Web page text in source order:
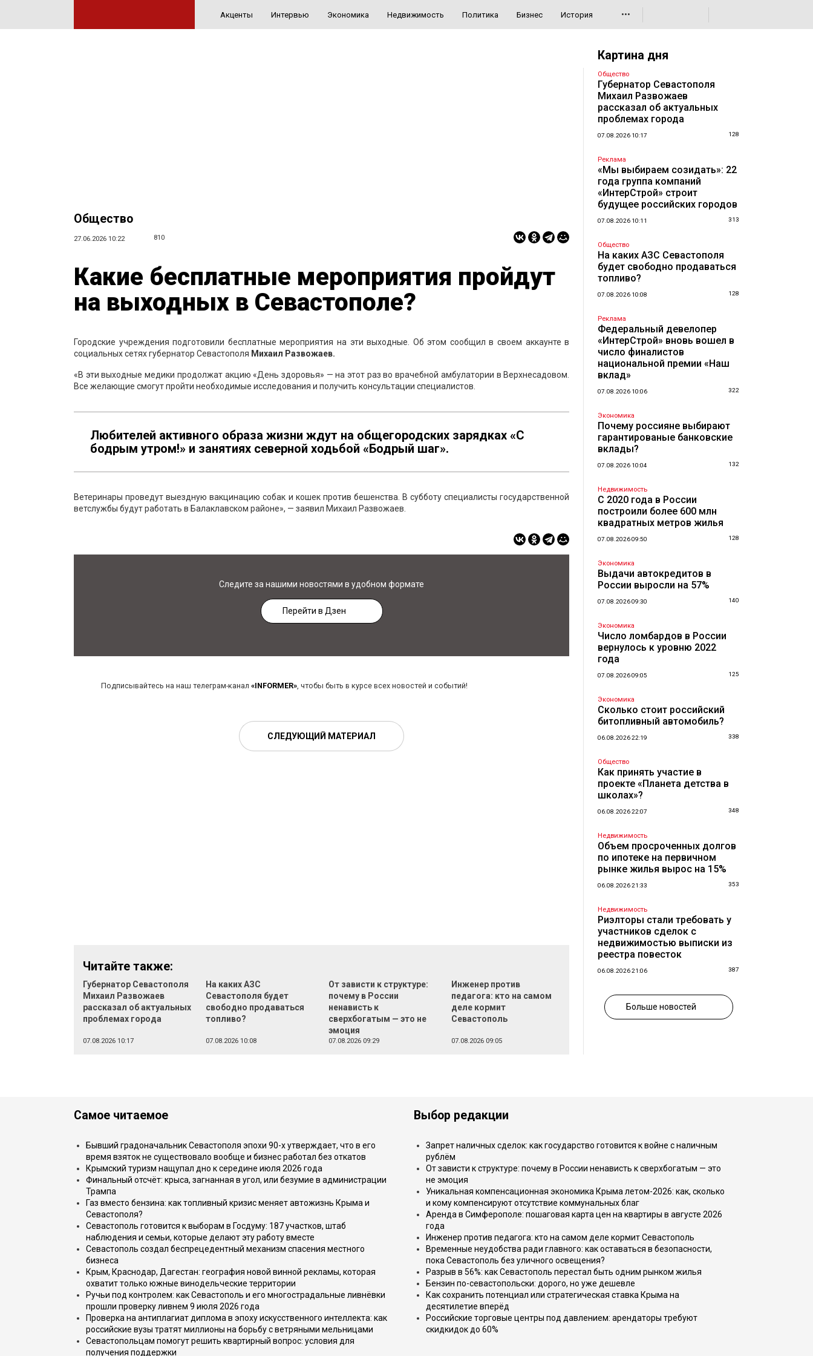
Акценты Интервью Экономика Недвижимость Политика Бизнес История •••
Общество
27.06.2026 10:22 810
Какие бесплатные мероприятия пройдут
на выходных в Севастополе?
Городские учреждения подготовили бесплатные мероприятия на эти выходные. Об этом сообщил в своем аккаунте в
социальных сетях губернатор Севастополя Михаил Развожаев.
«В эти выходные медики продолжат акцию «День здоровья» — на этот раз во врачебной амбулатории в Верхнесадовом.
Все желающие смогут пройти необходимые исследования и получить консультации специалистов.
Любителей активного образа жизни ждут на общегородских зарядках «С
бодрым утром!» и занятиях северной ходьбой «Бодрый шаг».
Ветеринары проведут выездную вакцинацию собак и кошек против бешенства. В субботу специалисты государственной
ветслужбы будут работать в Балаклавском районе», — заявил Михаил Развожаев.
Следите за нашими новостями в удобном формате
Перейти в Дзен
Подписывайтесь на наш телеграм-канал «INFORMER», чтобы быть в курсе всех новостей и событий!
СЛЕДУЮЩИЙ МАТЕРИАЛ
Читайте также:
Губернатор Севастополя
Михаил Развожаев
рассказал об актуальных
проблемах города
07.08.2026 10:17
На каких АЗС
Севастополя будет
свободно продаваться
топливо?
07.08.2026 10:08
От зависти к структуре:
почему в России
ненависть к
сверхбогатым — это не
эмоция
07.08.2026 09:29
Инженер против
педагога: кто на самом
деле кормит
Севастополь
07.08.2026 09:05
Картина дня
Общество
Губернатор Севастополя
Михаил Развожаев
рассказал об актуальных
проблемах города
07.08.2026 10:17 128
Реклама
«Мы выбираем созидать»: 22
года группа компаний
«ИнтерСтрой» строит
будущее российских городов
07.08.2026 10:11 313
Общество
На каких АЗС Севастополя
будет свободно продаваться
топливо?
07.08.2026 10:08 128
Реклама
Федеральный девелопер
«ИнтерСтрой» вновь вошел в
число финалистов
национальной премии «Наш
вклад»
07.08.2026 10:06 322
Экономика
Почему россияне выбирают
гарантированые банковские
вклады?
07.08.2026 10:04 132
Недвижимость
С 2020 года в России
построили более 600 млн
квадратных метров жилья
07.08.2026 09:50 128
Экономика
Выдачи автокредитов в
России выросли на 57%
07.08.2026 09:30 140
Экономика
Число ломбардов в России
вернулось к уровню 2022
года
07.08.2026 09:05 125
Экономика
Сколько стоит российский
битопливный автомобиль?
06.08.2026 22:19 338
Общество
Как принять участие в
проекте «Планета детства в
школах»?
06.08.2026 22:07 348
Недвижимость
Объем просроченных долгов
по ипотеке на первичном
рынке жилья вырос на 15%
06.08.2026 21:33 353
Недвижимость
Риэлторы стали требовать у
участников сделок с
недвижимостью выписки из
реестра повесток
06.08.2026 21:06 387
Больше новостей
Самое читаемое
Бывший градоначальник Севастополя эпохи 90-х утверждает, что в его
время взяток не существовало вообще и бизнес работал без откатов
Крымский туризм нащупал дно к середине июля 2026 года
Финальный отсчёт: крыса, загнанная в угол, или безумие в администрации
Трампа
Газ вместо бензина: как топливный кризис меняет автожизнь Крыма и
Севастополя?
Севастополь готовится к выборам в Госдуму: 187 участков, штаб
наблюдения и семьи, которые делают эту работу вместе
Севастополь создал беспрецедентный механизм спасения местного
бизнеса
Крым, Краснодар, Дагестан: география новой винной рекламы, которая
охватит только южные винодельческие территории
Ручьи под контролем: как Севастополь и его многострадальные ливнёвки
прошли проверку ливнем 9 июля 2026 года
Проверка на антиплагиат диплома в эпоху искусственного интеллекта: как
российские вузы тратят миллионы на борьбу с ветряными мельницами
Севастопольцам помогут решить квартирный вопрос: условия для
получения поддержки
Выбор редакции
Запрет наличных сделок: как государство готовится к войне с наличным
рублём
От зависти к структуре: почему в России ненависть к сверхбогатым — это
не эмоция
Уникальная компенсационная экономика Крыма летом-2026: как, сколько
и кому компенсируют отсутствие коммунальных благ
Аренда в Симферополе: пошаговая карта цен на квартиры в августе 2026
года
Инженер против педагога: кто на самом деле кормит Севастополь
Временные неудобства ради главного: как оставаться в безопасности,
пока Севастополь без уличного освещения?
Разрыв в 56%: как Севастополь перестал быть одним рынком жилья
Бензин по-севастопольски: дорого, но уже дешевле
Как сохранить потенциал или стратегическая ставка Крыма на
десятилетие вперёд
Российские торговые центры под давлением: арендаторы требуют
скидкидок до 60%